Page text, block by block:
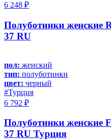
6 248 ₽
Полуботинки женские
37 RU
пол: женский
тип: полуботинки
цвет: черный
#Турция
6 792 ₽
Полуботинки женские
37 RU Турция